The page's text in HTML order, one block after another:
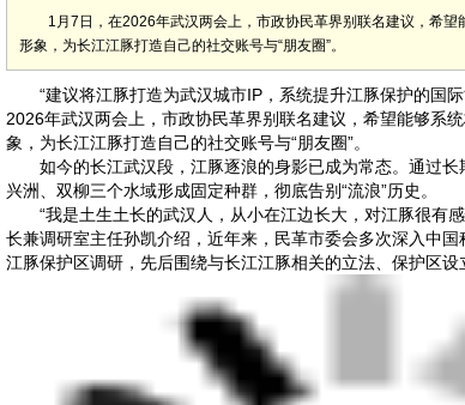
1月7日，在2026年武汉两会上，市政协民革界别联名建议，希
形象，为长江江豚打造自己的社交账号与“朋友圈”。
“建议将江豚打造为武汉城市IP，系统提升江豚保护的国际
2026年武汉两会上，市政协民革界别联名建议，希望能够系
象，为长江江豚打造自己的社交账号与“朋友圈”。
如今的长江武汉段，江豚逐浪的身影已成为常态。通过长
兴洲、双柳三个水域形成固定种群，彻底告别“流浪”历史。
“我是土生土长的武汉人，从小在江边长大，对江豚很有感
长兼调研室主任孙凯介绍，近年来，民革市委会多次深入中
江豚保护区调研，先后围绕与长江江豚相关的立法、保护区设